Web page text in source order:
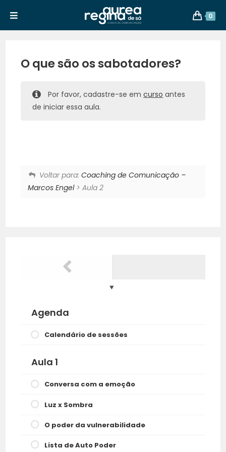
0
O que são os sabotadores?
Por favor, cadastre-se emcurso antes
de iniciar essa aula.
Voltar para: Coaching de Comunicação –
Marcos Engel> Aula 2
Agenda
Calendário de sessões
Aula 1
Conversa com a emoção
Luz x Sombra
O poder da vulnerabilidade
Lista de Auto Poder